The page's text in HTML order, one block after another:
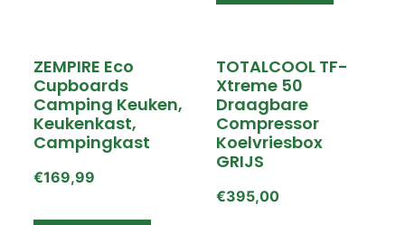
ZEMPIRE Eco
Cupboards
Camping Keuken,
Keukenkast,
Campingkast
€169,99
TOTALCOOL TF-
Xtreme 50
Draagbare
Compressor
Koelvriesbox
GRIJS
€395,00